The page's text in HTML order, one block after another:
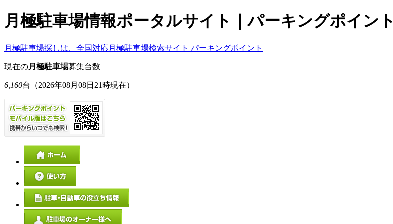
月極駐車場情報ポータルサイト｜パーキングポイント
月極駐車場探しは、全国対応月極駐車場検索サイト パーキングポイント
現在の月極駐車場募集台数
6,160台 （2026年08月08日21時現在）